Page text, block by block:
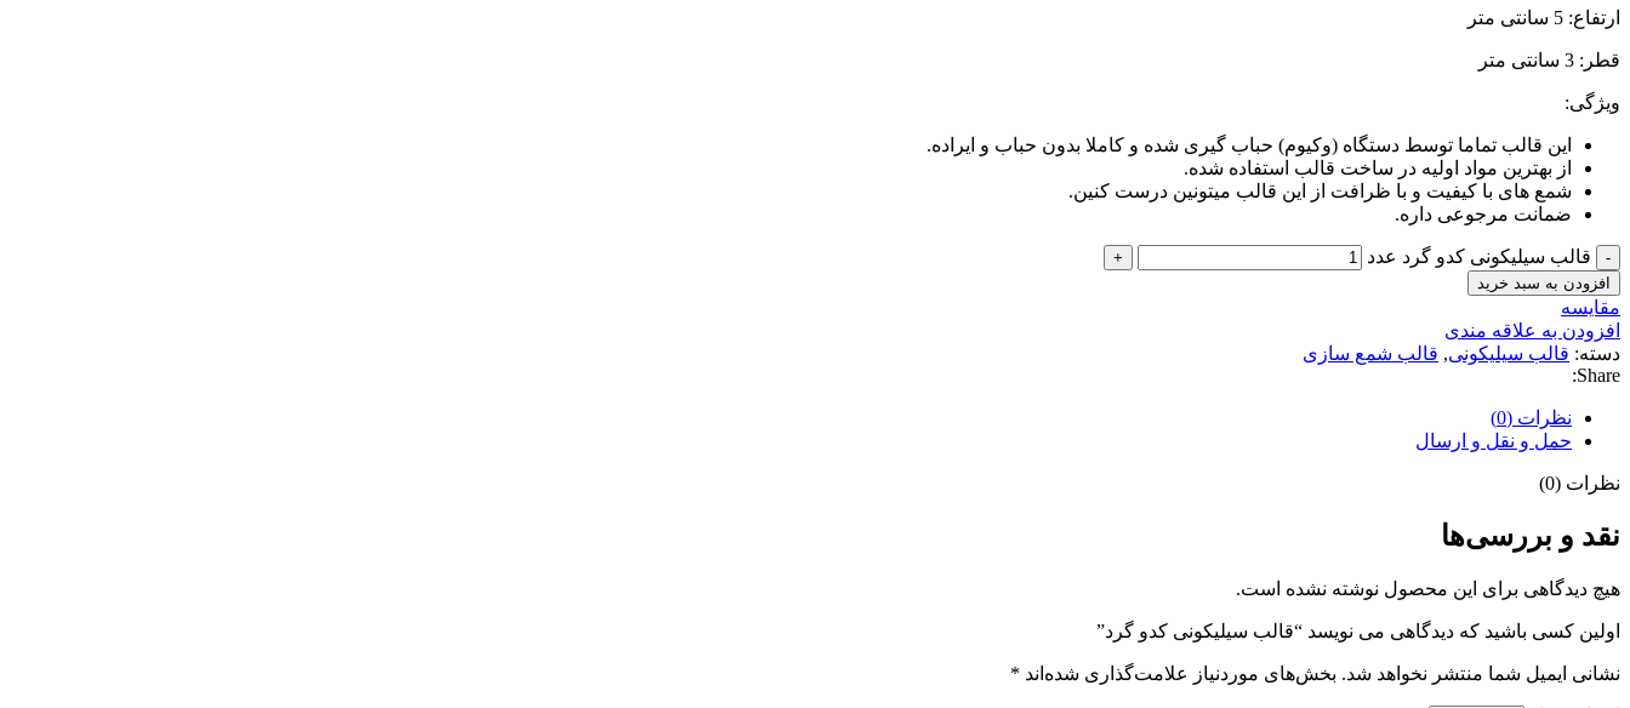
ارتفاع: 5 سانتی متر
قطر: 3 سانتی متر
ویژگی:
این قالب تماما توسط دستگاه (وکیوم) حباب گیری شده و کاملا بدون حباب و ایراده.
از بهترین مواد اولیه در ساخت قالب استفاده شده.
شمع های با کیفیت و با ظرافت از این قالب میتونین درست کنین.
ضمانت مرجوعی داره.
قالب سیلیکونی کدو گرد عدد
افزودن به سبد خرید
مقايسه
افزودن به علاقه مندی
دسته: قالب سیلیکونی, قالب شمع سازی
Share:
نظرات (0)
حمل و نقل و ارسال
نظرات (0)
نقد و بررسی‌ها
هیچ دیدگاهی برای این محصول نوشته نشده است.
اولین کسی باشید که دیدگاهی می نویسد “قالب سیلیکونی کدو گرد”
نشانی ایمیل شما منتشر نخواهد شد. بخش‌های موردنیاز علامت‌گذاری شده‌اند *